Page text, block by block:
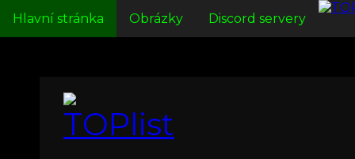
Hlavní stránka Obrázky Discord servery